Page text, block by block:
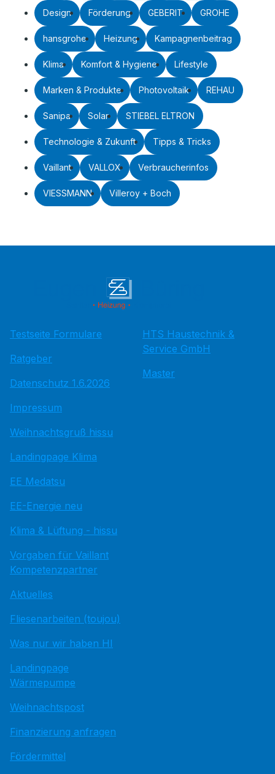
Design Förderung GEBERIT GROHE
hansgrohe Heizung Kampagnenbeitrag
Klima Komfort & Hygiene Lifestyle
Marken & Produkte Photovoltaik REHAU
Sanipa Solar STIEBEL ELTRON
Technologie & Zukunft Tipps & Tricks
Vaillant VALLOX Verbraucherinfos
VIESSMANN Villeroy + Boch
Testseite Formulare
Ratgeber
Datenschutz 1.6.2026
Impressum
Weihnachtsgruß hissu
Landingpage Klima
EE Medatsu
EE-Energie neu
Klima & Lüftung - hissu
Vorgaben für Vaillant
Kompetenzpartner
Aktuelles
Fliesenarbeiten (toujou)
Was nur wir haben HI
Landingpage
Wärmepumpe
Weihnachtspost
Finanzierung anfragen
Fördermittel
HTS Haustechnik &
Service GmbH
Master